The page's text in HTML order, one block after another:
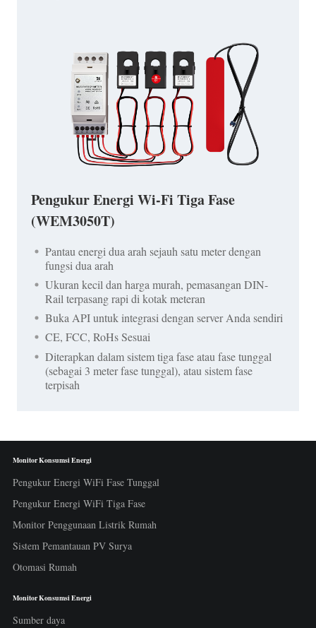
Pengukur Energi Wi-Fi Tiga Fase
(WEM3050T)
Pantau energi dua arah sejauh satu meter dengan
fungsi dua arah
Ukuran kecil dan harga murah, pemasangan DIN-
Rail terpasang rapi di kotak meteran
Buka API untuk integrasi dengan server Anda sendiri
CE, FCC, RoHs Sesuai
Diterapkan dalam sistem tiga fase atau fase tunggal
(sebagai 3 meter fase tunggal), atau sistem fase
terpisah
Monitor Konsumsi Energi
Pengukur Energi WiFi Fase Tunggal
Pengukur Energi WiFi Tiga Fase
Monitor Penggunaan Listrik Rumah
Sistem Pemantauan PV Surya
Otomasi Rumah
Monitor Konsumsi Energi
Sumber daya